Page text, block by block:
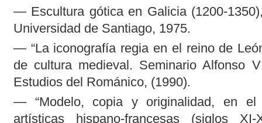
— Escultura gótica en Galicia (1200-
Universidad de Santiago, 1975.
— “La iconografía regia en el reino de
de cultura medieval. Seminario Alfonso
Estudios del Románico, (1990).
— “Modelo, copia y originalidad, en el
artísticas hispano-francesas (siglos